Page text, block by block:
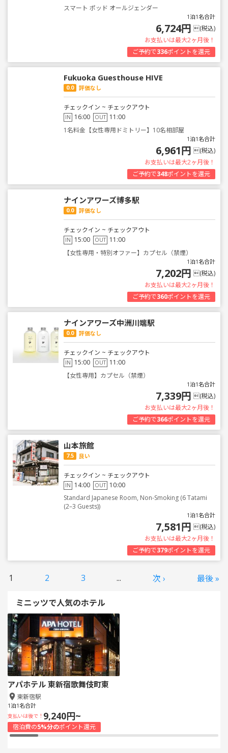
スマート ポッド オールジェンダー
1泊1名合計
6,724円 (税込)
お支払いは最大2ヶ月後！
ご予約で336ポイントを還元
Fukuoka Guesthouse HIVE
0.0 評価なし
チェックイン ~ チェックアウト
IN 16:00 OUT 11:00
1名料金【女性専用ドミトリー】10名相部屋
1泊1名合計
6,961円 (税込)
お支払いは最大2ヶ月後！
ご予約で348ポイントを還元
ナインアワーズ博多駅
0.0 評価なし
チェックイン ~ チェックアウト
IN 15:00 OUT 11:00
【女性専用・特別オファー】カプセル（禁煙）
1泊1名合計
7,202円 (税込)
お支払いは最大2ヶ月後！
ご予約で360ポイントを還元
ナインアワーズ中洲川端駅
0.0 評価なし
チェックイン ~ チェックアウト
IN 15:00 OUT 11:00
【女性専用】カプセル（禁煙）
1泊1名合計
7,339円 (税込)
お支払いは最大2ヶ月後！
ご予約で366ポイントを還元
山本旅館
7.5 良い
チェックイン ~ チェックアウト
IN 14:00 OUT 10:00
Standard Japanese Room, Non-Smoking (6 Tatami
(2–3 Guests))
1泊1名合計
7,581円 (税込)
お支払いは最大2ヶ月後！
ご予約で379ポイントを還元
1 2 3 ... 次 › 最後 »
ミニッツで人気のホテル
アパホテル 東新宿歌舞伎町東
東新宿駅
1泊1名合計
支払いは後で！ 9,240円~
宿泊費の5%分のポイント還元